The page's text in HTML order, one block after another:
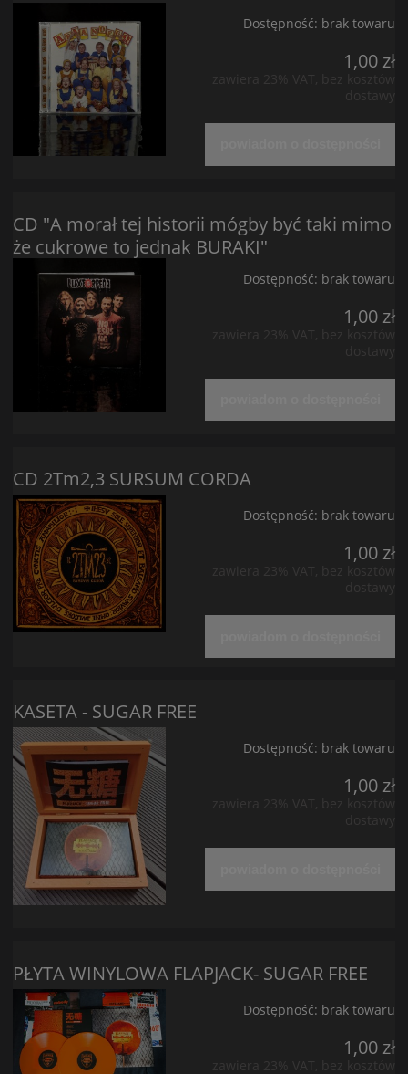
Dostępność: brak towaru
1,00 zł
zawiera 23% VAT, bez kosztów
dostawy
CD "A morał tej historii mógby być taki mimo
że cukrowe to jednak BURAKI"
Dostępność: brak towaru
1,00 zł
zawiera 23% VAT, bez kosztów
dostawy
CD 2Tm2,3 SURSUM CORDA
Dostępność: brak towaru
1,00 zł
zawiera 23% VAT, bez kosztów
dostawy
KASETA - SUGAR FREE
Dostępność: brak towaru
1,00 zł
zawiera 23% VAT, bez kosztów
dostawy
PŁYTA WINYLOWA FLAPJACK- SUGAR FREE
Dostępność: brak towaru
1,00 zł
zawiera 23% VAT, bez kosztów